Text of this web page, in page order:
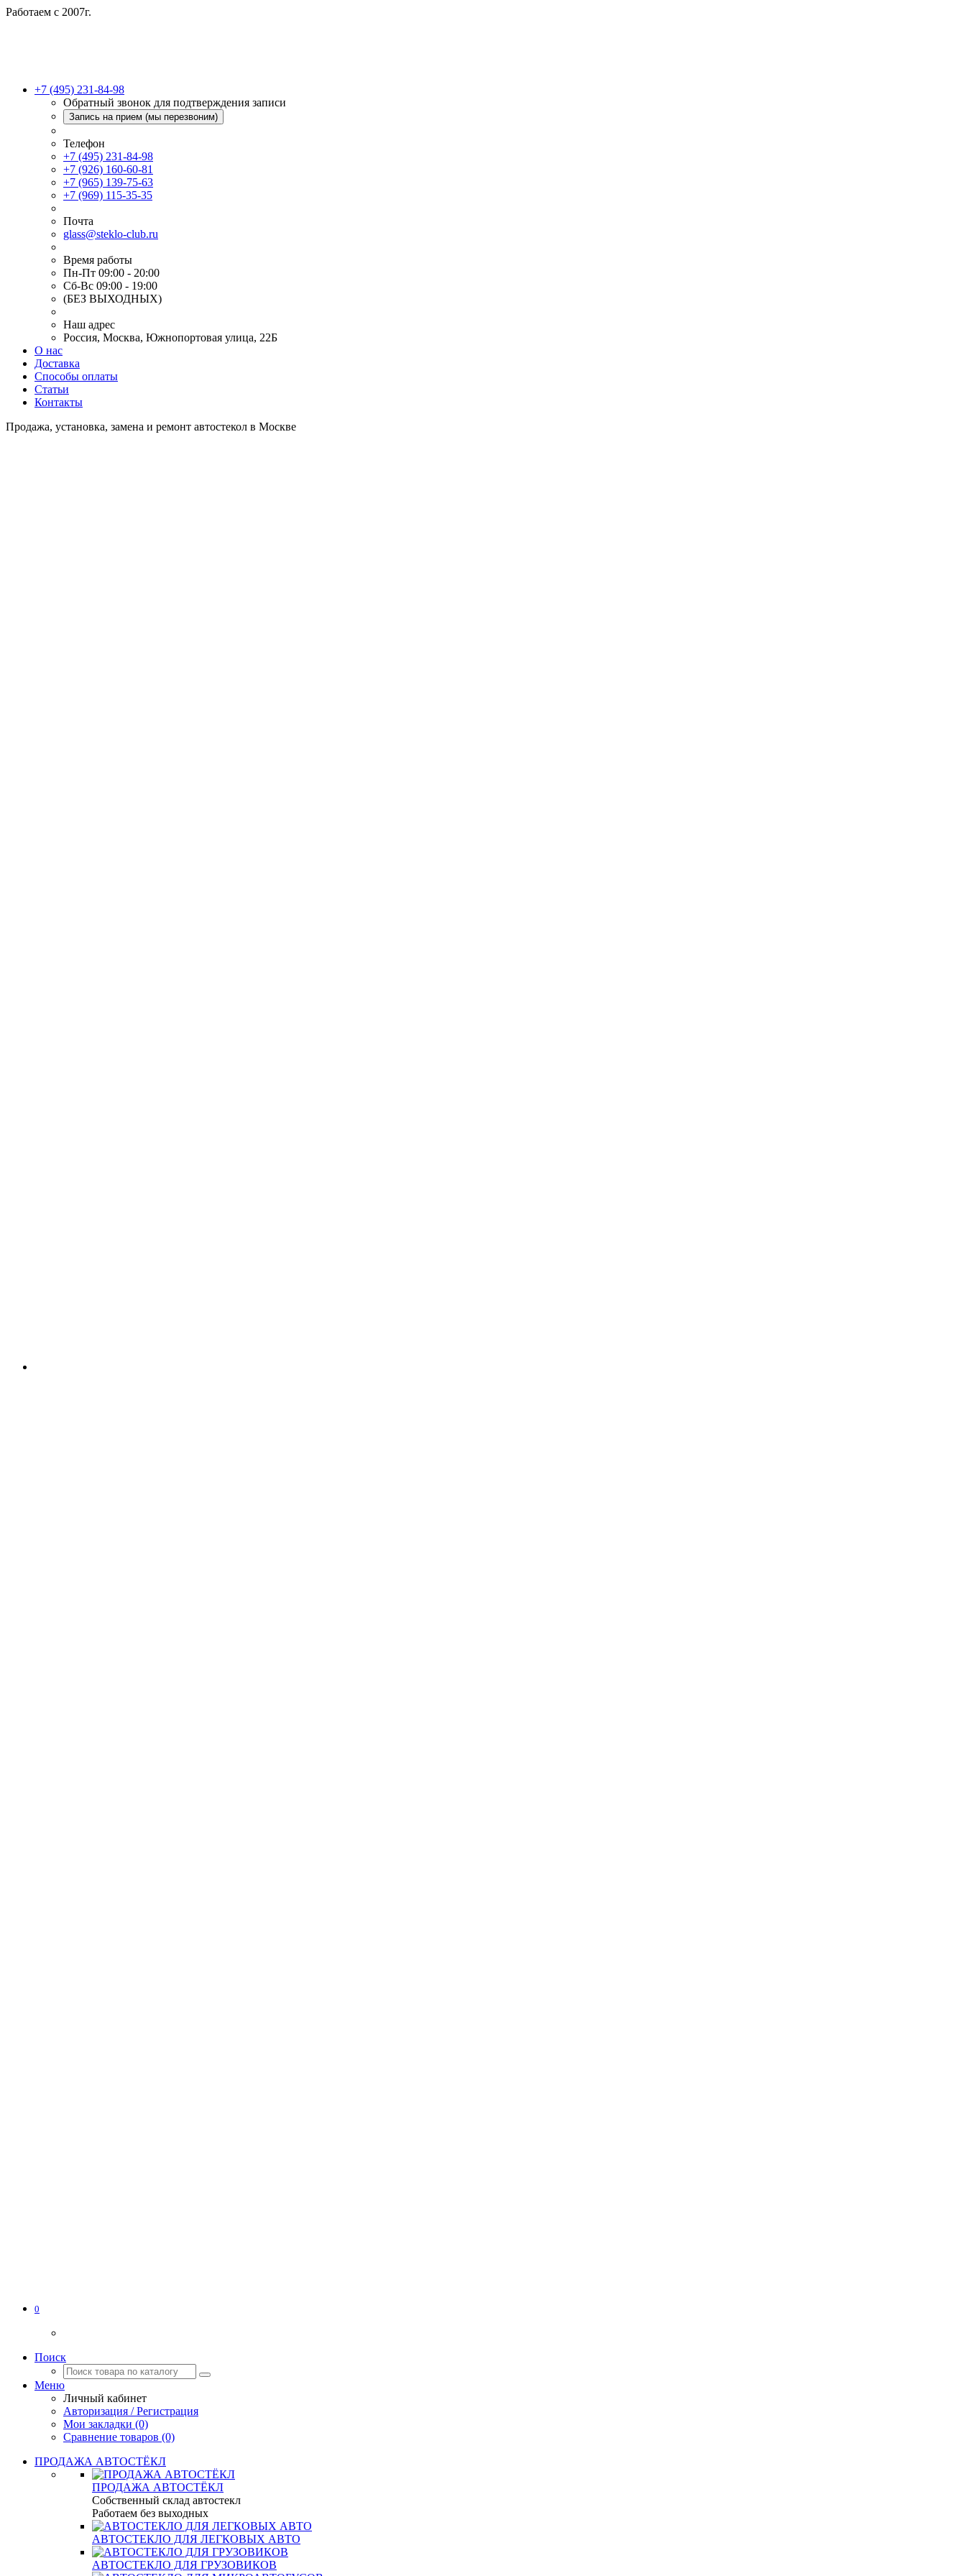
Работаем с 2007г.
+7 (495) 231-84-98
Обратный звонок для подтверждения записи
Запись на прием (мы перезвоним)
Телефон
+7 (495) 231-84-98
+7 (926) 160-60-81
+7 (965) 139-75-63
+7 (969) 115-35-35
Почта
glass@steklo-club.ru
Время работы
Пн-Пт 09:00 - 20:00
Сб-Вс 09:00 - 19:00
(БЕЗ ВЫХОДНЫХ)
Наш адрес
Россия, Москва, Южнопортовая улица, 22Б
О нас
Доставка
Способы оплаты
Статьи
Контакты
Продажа, установка, замена и ремонт автостекол в Москве
0
Поиск
Меню
Личный кабинет
Авторизация / Регистрация
Мои закладки (0)
Сравнение товаров (0)
ПРОДАЖА АВТОСТЁКЛ
ПРОДАЖА АВТОСТЁКЛ
Собственный склад автостекл
Работаем без выходных
АВТОСТЕКЛО ДЛЯ ЛЕГКОВЫХ АВТО
АВТОСТЕКЛО ДЛЯ ГРУЗОВИКОВ